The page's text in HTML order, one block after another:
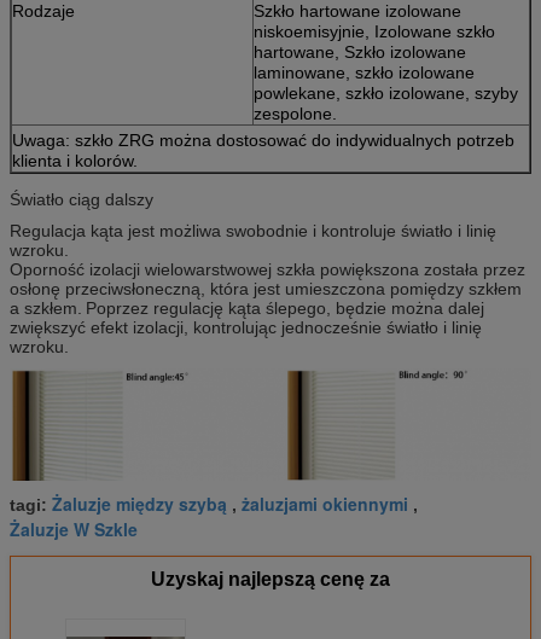
Rodzaje
Szkło hartowane izolowane
niskoemisyjnie, Izolowane szkło
hartowane, Szkło izolowane
laminowane, szkło izolowane
powlekane, szkło izolowane, szyby
zespolone.
Uwaga: szkło ZRG można dostosować do indywidualnych potrzeb
klienta i kolorów.
Światło ciąg dalszy
Regulacja kąta jest możliwa swobodnie i kontroluje światło i linię
wzroku.
Oporność izolacji wielowarstwowej szkła powiększona została przez
osłonę przeciwsłoneczną, która jest umieszczona pomiędzy szkłem
a szkłem. Poprzez regulację kąta ślepego, będzie można dalej
zwiększyć efekt izolacji, kontrolując jednocześnie światło i linię
wzroku.
tagi: Żaluzje między szybą , żaluzjami okiennymi ,
Żaluzje W Szkle
Uzyskaj najlepszą cenę za